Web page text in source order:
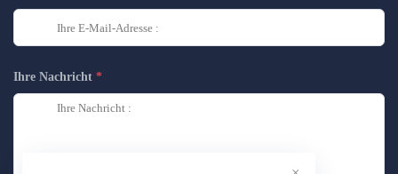
Ihre Nachricht